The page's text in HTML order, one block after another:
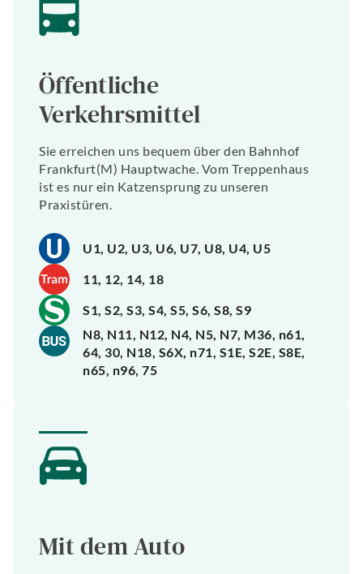
Öffentliche
Verkehrsmittel
Sie erreichen uns bequem über den Bahnhof
Frankfurt(M) Hauptwache. Vom Treppenhaus
ist es nur ein Katzensprung zu unseren
Praxistüren.
U1, U2, U3, U6, U7, U8, U4, U5
11, 12, 14, 18
S1, S2, S3, S4, S5, S6, S8, S9
N8, N11, N12, N4, N5, N7, M36, n61,
64, 30, N18, S6X, n71, S1E, S2E, S8E,
n65, n96, 75
Mit dem Auto